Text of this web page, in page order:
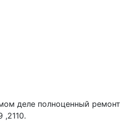
деле полноценный ремонт
,2110.